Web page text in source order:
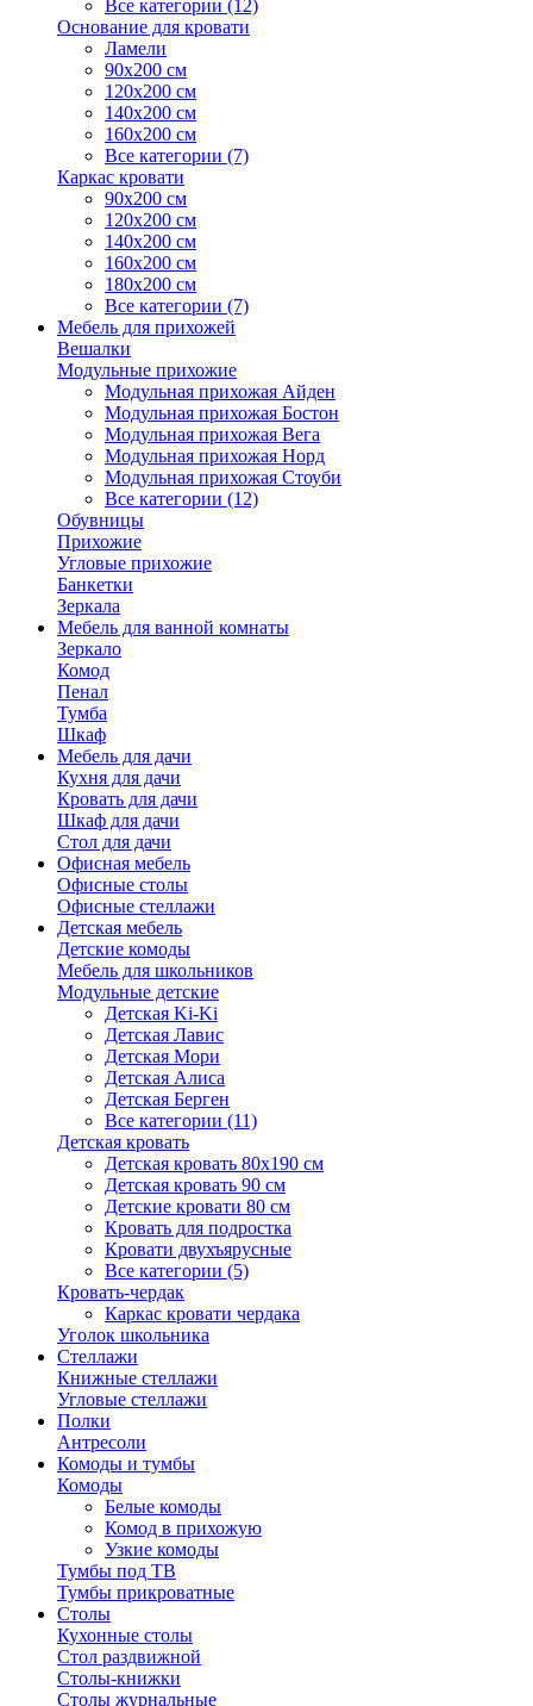
Все категории (12)
Основание для кровати
Ламели
90х200 см
120х200 см
140х200 см
160х200 см
Все категории (7)
Каркас кровати
90х200 см
120х200 см
140х200 см
160х200 см
180х200 см
Все категории (7)
Мебель для прихожей
Вешалки
Модульные прихожие
Модульная прихожая Айден
Модульная прихожая Бостон
Модульная прихожая Вега
Модульная прихожая Норд
Модульная прихожая Стоуби
Все категории (12)
Обувницы
Прихожие
Угловые прихожие
Банкетки
Зеркала
Мебель для ванной комнаты
Зеркало
Комод
Пенал
Тумба
Шкаф
Мебель для дачи
Кухня для дачи
Кровать для дачи
Шкаф для дачи
Стол для дачи
Офисная мебель
Офисные столы
Офисные стеллажи
Детская мебель
Детские комоды
Мебель для школьников
Модульные детские
Детская Ki-Ki
Детская Лавис
Детская Мори
Детская Алиса
Детская Берген
Все категории (11)
Детская кровать
Детская кровать 80х190 см
Детская кровать 90 см
Детские кровати 80 см
Кровать для подростка
Кровати двухъярусные
Все категории (5)
Кровать-чердак
Каркас кровати чердака
Уголок школьника
Стеллажи
Книжные стеллажи
Угловые стеллажи
Полки
Антресоли
Комоды и тумбы
Комоды
Белые комоды
Комод в прихожую
Узкие комоды
Тумбы под ТВ
Тумбы прикроватные
Столы
Кухонные столы
Стол раздвижной
Столы-книжки
Столы журнальные